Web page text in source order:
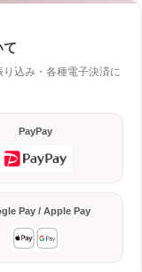
て
込み・各種電子決済に
PayPay
Pay / Apple Pay